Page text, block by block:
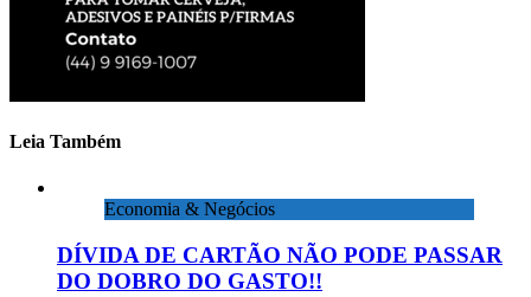
Leia Também
Economia & Negócios
DÍVIDA DE CARTÃO NÃO PODE PASSAR
DO DOBRO DO GASTO!!